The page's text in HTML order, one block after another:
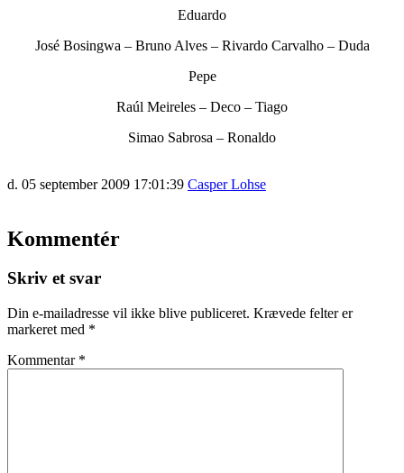
Eduardo
José Bosingwa – Bruno Alves – Rivardo Carvalho – Duda
Pepe
Raúl Meireles – Deco – Tiago
Simao Sabrosa – Ronaldo
d. 05 september 2009 17:01:39 Casper Lohse
Kommentér
Skriv et svar
Din e-mailadresse vil ikke blive publiceret. Krævede felter er
markeret med *
Kommentar *